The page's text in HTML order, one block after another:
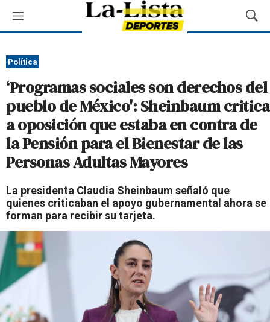
M
e
ú
M
o
a
r
B
ú
a
Política
‘Programas sociales son derechos del
pueblo de México': Sheinbaum critica
a oposición que estaba en contra de
la Pensión para el Bienestar de las
Personas Adultas Mayores
La presidenta Claudia Sheinbaum señaló que
quienes criticaban el apoyo gubernamental ahora se
forman para recibir su tarjeta.